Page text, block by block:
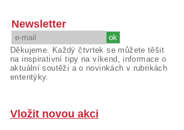
Newsletter
Děkujeme. Každý čtvrtek se můžete těšit
na inspirativní tipy na víkend, informace o
aktuální soutěži a o novinkách v rubrikách
ententýky.
Vložit novou akci